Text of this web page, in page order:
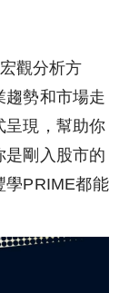
觀分析方
趨勢和市場走
呈現，幫助你
是剛入股市的
學PRIME都能